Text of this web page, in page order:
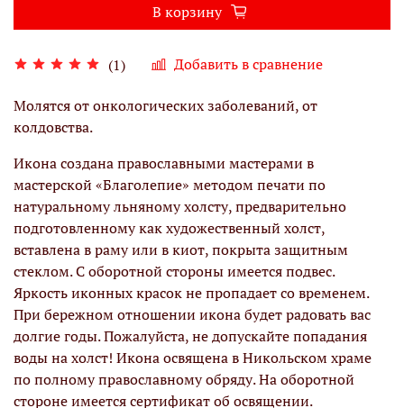
(1) Добавить в сравнение
В корзину
Молятся от онкологических заболеваний, от
колдовства.
Икона создана православными мастерами в
мастерской «Благолепие» методом печати по
натуральному льняному холсту, предварительно
подготовленному как художественный холст,
вставлена в раму или в киот, покрыта защитным
стеклом. С оборотной стороны имеется подвес.
Яркость иконных красок не пропадает со временем.
При бережном отношении икона будет радовать вас
долгие годы. Пожалуйста, не допускайте попадания
воды на холст! Икона освящена в Никольском храме
по полному православному обряду. На оборотной
стороне имеется сертификат об освящении.